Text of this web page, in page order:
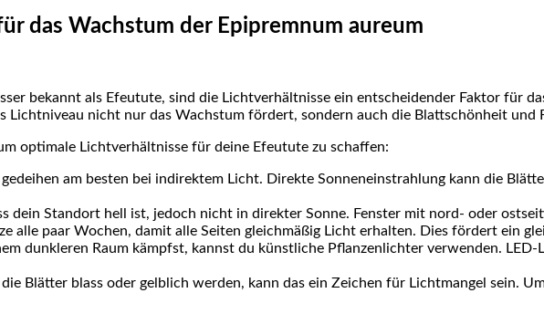
das Wachstum der Epipremnum aureum
bekannt als Efeutute, ‍sind die Lichtverhältnisse ein entscheidender Faktor für
Lichtniveau nicht nur das Wachstum fördert, sondern auch die Blattschönheit und
optimale Lichtverhältnisse für⁣ deine Efeutute zu schaffen:
am besten bei indirektem Licht. Direkte Sonneneinstrahlung kann die
dein Standort hell ist, jedoch nicht ‌in direkter Sonne. Fenster mit nord- oder
alle paar ‌Wochen, damit alle Seiten gleichmäßig Licht erhalten. Dies fördert ein
dunkleren ⁢Raum kämpfst,⁣ kannst du künstliche Pflanzenlichter ‍verwenden.
Blätter blass oder gelblich werden, kann das ein ⁣Zeichen für Lichtmangel sein.